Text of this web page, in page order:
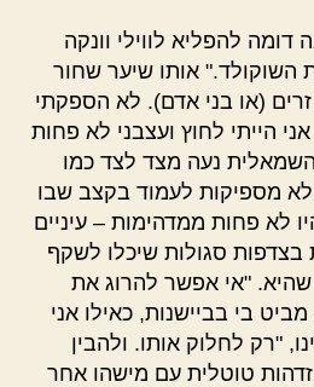
דומה להפליא לווילי וונקה
אותו שיער שחור
(או בני אדם). לא הספקתי
הייתי לחוץ ועצבני לא פחות
השמאלית נעה מצד לצד כמו
מספיקות לעמוד בקצב שבו
לא פחות ממדהימות – עיניים
בצדפות סגולות שיכלו לשקף
"אי אפשר להרוג את
בי בביישנות, כאילו אני
"רק לחלוק אותו. ולהבין
טוטלית עם מישהו אחר